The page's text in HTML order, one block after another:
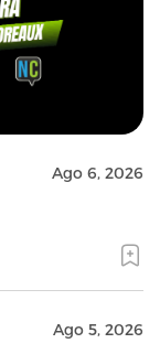
Ago 6, 2026
Ago 5, 2026